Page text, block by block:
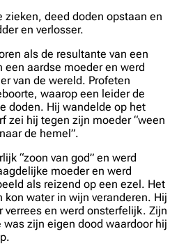
zieken, deed doden opstaan en
en verlosser.
als de resultante van een
een aardse moeder en werd
van de wereld. Profeten
waarop een leider de
doden. Hij wandelde op het
zei hij tegen zijn moeder “ween
de hemel”.
“zoon van god” en werd
moeder en werd
als reizend op een ezel. Het
kon water in wijn veranderen. Hij
verrees en werd onsterfelijk. Zijn
zijn eigen dood waardoor hij